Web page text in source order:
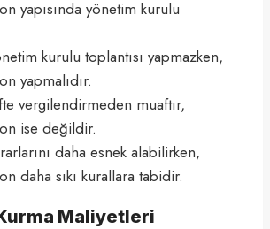
yapısında yönetim kurulu
kurulu toplantısı yapmazken,
yapmalıdır.
vergilendirmeden muaftır,
ise değildir.
daha esnek alabilirken,
daha sıkı kurallara tabidir.
Maliyetleri